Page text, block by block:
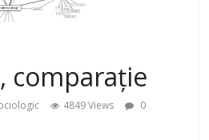
comparație
4849 Views
0